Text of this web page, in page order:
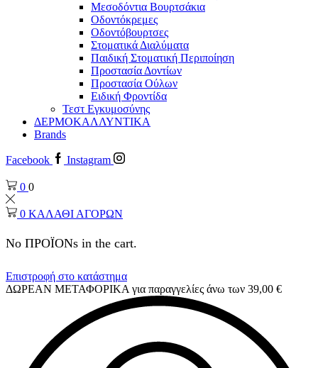
Μεσοδόντια Βουρτσάκια
Οδοντόκρεμες
Οδοντόβουρτσες
Στοματικά Διαλύματα
Παιδική Στοματική Περιποίηση
Προστασία Δοντίων
Προστασία Ούλων
Ειδική Φροντίδα
Τεστ Εγκυμοσύνης
ΔΕΡΜΟΚΑΛΛΥΝΤΙΚΑ
Brands
Facebook Instagram
0 0
0 ΚΑΛΑΘΙ ΑΓΟΡΩΝ
No ΠΡΟΪΟΝs in the cart.
Επιστροφή στο κατάστημα
ΔΩΡΕΑΝ ΜΕΤΑΦΟΡΙΚΑ για παραγγελίες άνω των 39,00 €